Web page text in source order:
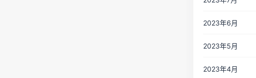
2023年6月
2023年5月
2023年4月